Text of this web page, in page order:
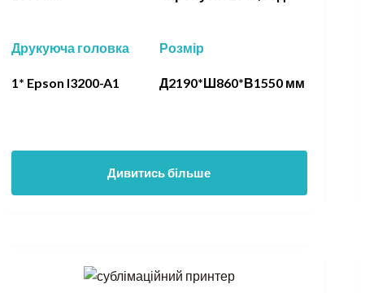
Друкуюча головка
1* Epson I3200-A1
Розмір
Д2190*Ш860*В1550 мм
Дивитись більше